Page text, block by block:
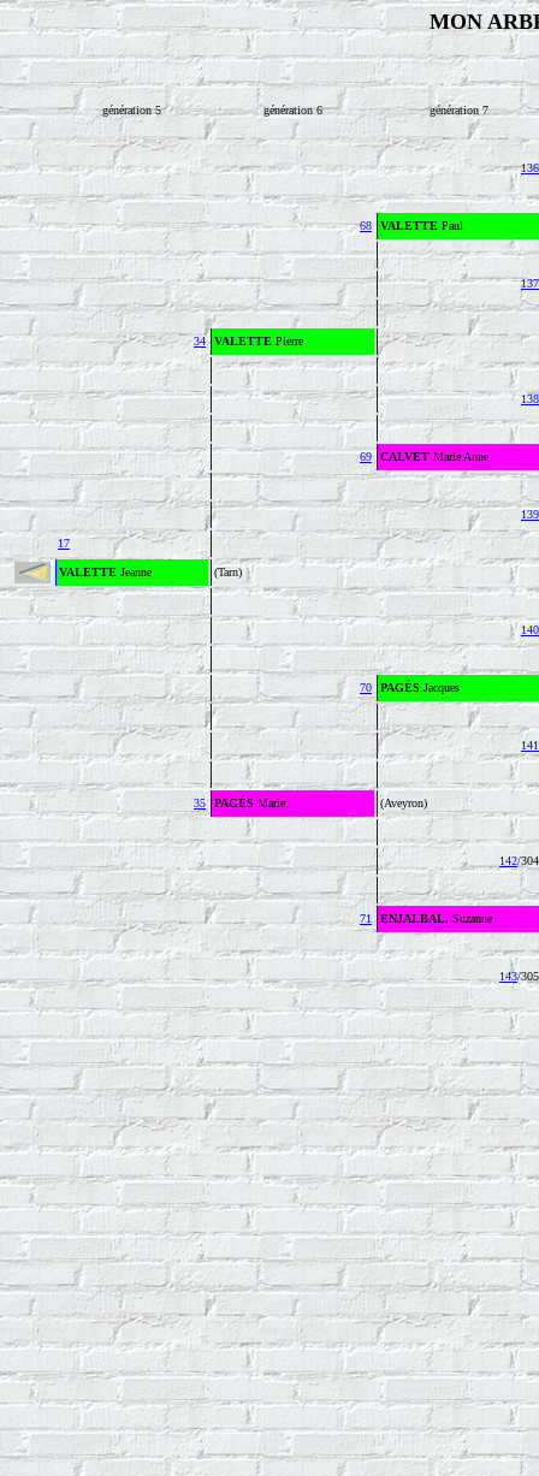
MON
génération 5 génération 6 génération 7
136
68 VALETTE Paul
137
34 VALETTE Pierre
138
69 CALVET Marie Anne
139
17
VALETTE Jeanne (Tarn)
140
70 PAGÉS Jacques
141
35 PAGÉS Marie (Aveyron)
142/304
71 ENJALBAL, Suzanne
143/305